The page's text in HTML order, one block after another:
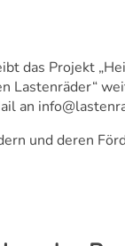
das Projekt
Lastenräder“
an
und deren